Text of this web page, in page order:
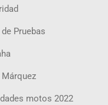
Pruebas
motos 2022